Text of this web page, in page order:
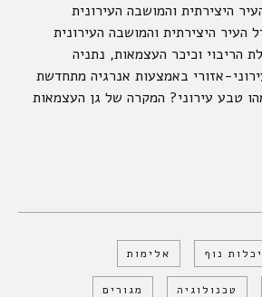
היצירתית והמושבה העירונית
העיר היצירתית והמושבה העירונית
הריבוי וכיכר העצמאות, נתניה
אזורי באמצעות אנרגיה מתחדשת
טבע עירוני? המקרה של גן העצמאות
נוף אלימות
טכנולוגיה מגורים